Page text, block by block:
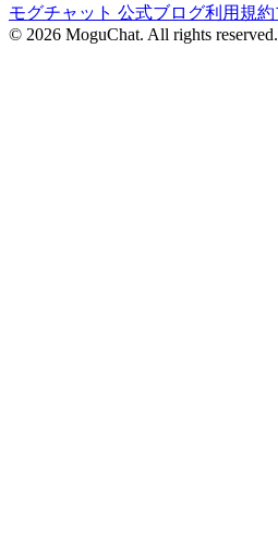
モグチャット 公式ブログ利用規約
© 2026 MoguChat. All rights reserved.